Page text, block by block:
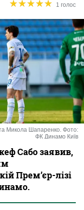
★★★★★
★★★★★ 1 голос
Микола Шапаренко. Фото:
ФК Динамо Київ
Сабо заявив,
Прем’єр-лізі